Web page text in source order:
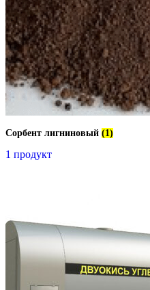
Сорбент лигниновый (1)
1 продукт